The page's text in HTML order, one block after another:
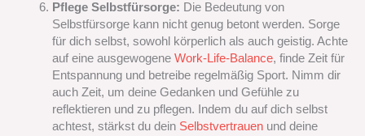
Pflege Selbstfürsorge: Die Bedeutung von
Selbstfürsorge kann nicht genug betont werden. Sorge
für dich selbst, sowohl körperlich als auch geistig. Achte
auf eine ausgewogene Work-Life-Balance, finde Zeit für
Entspannung und betreibe regelmäßig Sport. Nimm dir
auch Zeit, um deine Gedanken und Gefühle zu
reflektieren und zu pflegen. Indem du auf dich selbst
achtest, stärkst du dein Selbstvertrauenund deine